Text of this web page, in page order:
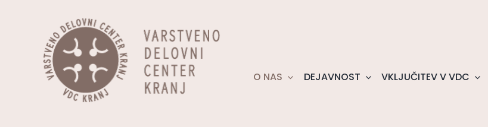
O NAS DEJAVNOST VKLJUČITEV V VDC